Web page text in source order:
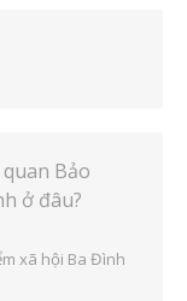
quan Bảo
ở đâu?
xã hội Ba Đình